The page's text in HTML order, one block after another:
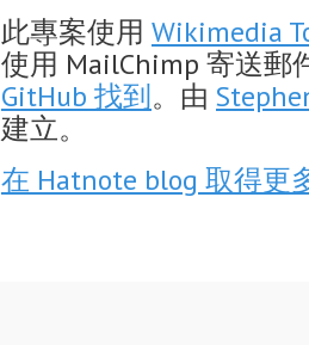
此專案使用 Wikimedia
使用 MailChimp 寄送郵
GitHub 找到。由
建立。
在 Hatnote blog 取得更